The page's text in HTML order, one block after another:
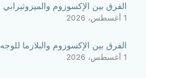
الفرق بين الإكسوزوم والميزوثيرابي
1 أغسطس، 2026
الفرق بين الإكسوزوم والبلازما للوجه
1 أغسطس، 2026